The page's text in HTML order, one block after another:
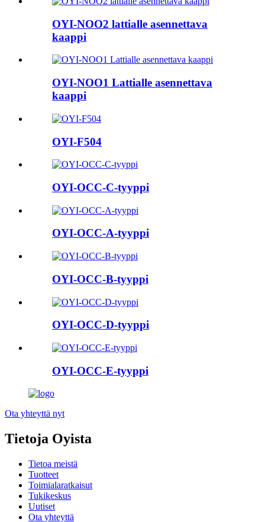
OYI-NOO2 lattialle asennettava
kaappi
OYI-NOO1 Lattialle asennettava
kaappi
OYI-F504
OYI-OCC-C-tyyppi
OYI-OCC-A-tyyppi
OYI-OCC-B-tyyppi
OYI-OCC-D-tyyppi
OYI-OCC-E-tyyppi
Ota yhteyttä nyt
Tietoja Oyista
Tietoa meistä
Tuotteet
Toimialaratkaisut
Tukikeskus
Uutiset
Ota yhteyttä